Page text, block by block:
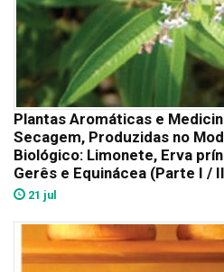
Plantas Aromáticas e
Secagem, Produzidas no
Biológico: Limonete, Erva
Gerês e Equinácea (Parte I /
21 jul